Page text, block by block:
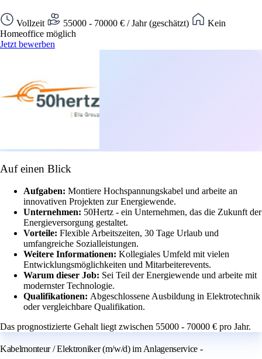
Vollzeit 55000 - 70000 € / Jahr (geschätzt)
Kein
Homeoffice möglich
Jetzt bewerben
Auf einen Blick
Aufgaben: Montiere Hochspannungskabel und arbeite an
innovativen Projekten zur Energiewende.
Unternehmen: 50Hertz - ein Unternehmen, das die Zukunft der
Energieversorgung gestaltet.
Vorteile: Flexible Arbeitszeiten, 30 Tage Urlaub und
umfangreiche Sozialleistungen.
Weitere Informationen: Kollegiales Umfeld mit vielen
Entwicklungsmöglichkeiten und Mitarbeiterevents.
Warum dieser Job: Sei Teil der Energiewende und arbeite mit
modernster Technologie.
Qualifikationen: Abgeschlossene Ausbildung in Elektrotechnik
oder vergleichbare Qualifikation.
Das prognostizierte Gehalt liegt zwischen 55000 - 70000 € pro Jahr.
Kabelmonteur / Elektroniker (m/w/d) im Anlagenservice -